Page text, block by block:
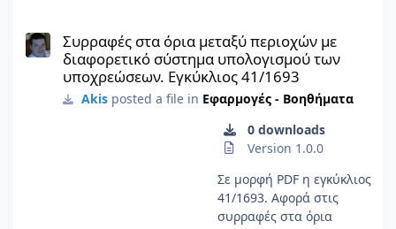
Εφαρμογές - Βοηθήματα Προβολή αρχείου
Συρραφές στα όρια μεταξύ περιοχών με
διαφορετικό σύστημα υπολογισμού των
υποχρεώσεων. Εγκύκλιος 41/1693
Akisposted a file in Εφαρμογές - Βοηθήματα
0 downloads
Version 1.0.0
Σε μορφή PDF η εγκύκλιος
41/1693. Αφορά στις
συρραφές στα όρια